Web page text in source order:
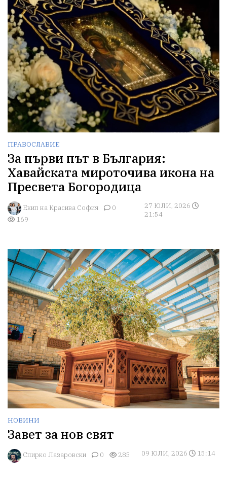
ПРАВОСЛАВИЕ
За първи път в България:
Хавайската мироточива икона на
Пресвета Богородица
Екип на Красива София
0
169
27 ЮЛИ, 2026
21:54
НОВИНИ
Завет за нов свят
Спирко Лазаровски 0 285 09 ЮЛИ, 2026 15:14